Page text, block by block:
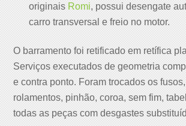
originais Romi, possui desengate
carro transversal e freio no motor.
O barramento foi retificado em retífica
Serviços executados de geometria
e contra ponto. Foram trocados os
rolamentos, pinhão, coroa, sem fim,
todas as peças com desgastes